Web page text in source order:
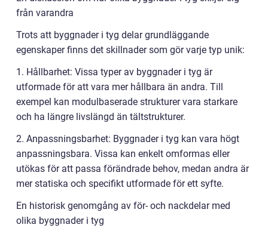
från varandra
Trots att byggnader i tyg delar grundläggande
egenskaper finns det skillnader som gör varje typ unik:
1. Hållbarhet: Vissa typer av byggnader i tyg är
utformade för att vara mer hållbara än andra. Till
exempel kan modulbaserade strukturer vara starkare
och ha längre livslängd än tältstrukturer.
2. Anpassningsbarhet: Byggnader i tyg kan vara högt
anpassningsbara. Vissa kan enkelt omformas eller
utökas för att passa förändrade behov, medan andra är
mer statiska och specifikt utformade för ett syfte.
En historisk genomgång av för- och nackdelar med
olika byggnader i tyg